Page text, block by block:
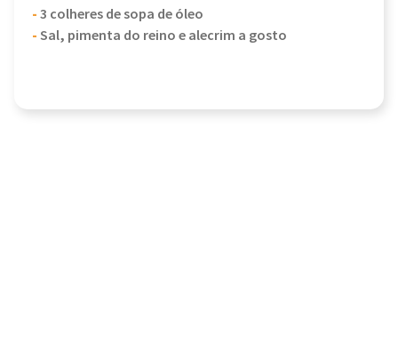
-3 colheres de sopa de óleo
-Sal, pimenta do reino e alecrim a gosto